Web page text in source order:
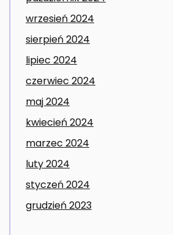
wrzesień 2024
sierpień 2024
lipiec 2024
czerwiec 2024
maj 2024
kwiecień 2024
marzec 2024
luty 2024
styczeń 2024
grudzień 2023